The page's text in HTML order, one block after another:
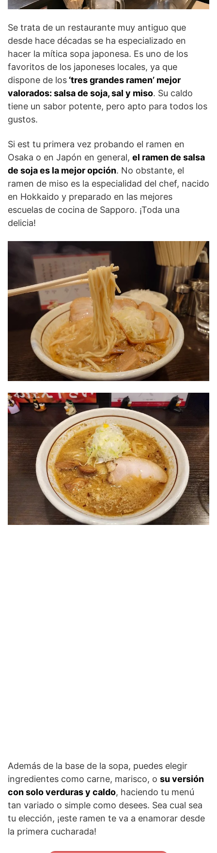
Se trata de un restaurante muy antiguo que
desde hace décadas se ha especializado en
hacer la mítica sopa japonesa. Es uno de los
favoritos de los japoneses locales, ya que
dispone de los ‘tres grandes ramen’ mejor
valorados: salsa de soja, sal y miso. Su caldo
tiene un sabor potente, pero apto para todos los
gustos.
Si est tu primera vez probando el ramen en
Osaka o en Japón en general, el ramen de salsa
de soja es la mejor opción. No obstante, el
ramen de miso es la especialidad del chef, nacido
en Hokkaido y preparado en las mejores
escuelas de cocina de Sapporo. ¡Toda una
delicia!
Además de la base de la sopa, puedes elegir
ingredientes como carne, marisco, o su versión
con solo verduras y caldo, haciendo tu menú
tan variado o simple como desees. Sea cual sea
tu elección, ¡este ramen te va a enamorar desde
la primera cucharada!